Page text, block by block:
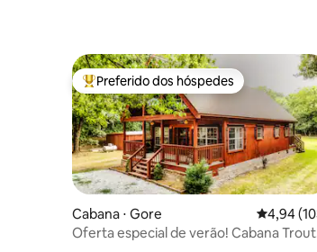
Entre os melhores preferidos dos
Preferido dos hóspedes
Cabana ⋅ Gore 4,94 de
4,94
Oferta especial de verão! Cabana Trout